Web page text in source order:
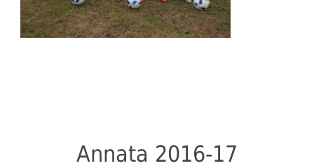
Annata 2016-17